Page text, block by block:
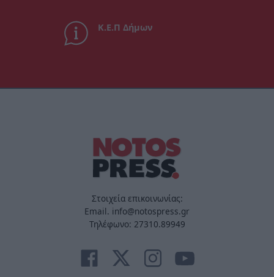
Κ.Ε.Π Δήμων
Στοιχεία επικοινωνίας:
Email. info@notospress.gr
Τηλέφωνο: 27310.89949